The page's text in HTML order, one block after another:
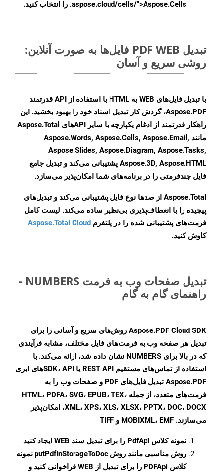
.aspose.cloud/cells/">Aspose.Cells را انتخاب کنید.
تبدیل PDF WEB فایل‌ها به صورت آنلاین:
روشی سریع و آسان
با تبدیل فایل‌های WEB به HTML با استفاده از API قدرتمند
Aspose.PDF، گردش کار تبدیل اسناد خود را بهبود بخشید. این
راهکار قدرتمند از ادغام یکپارچه با سایر APIهای Aspose.Total
مانند Aspose.Words, Aspose.Cells, Aspose.Email,
Aspose.Slides, Aspose.Diagram, Aspose.Tasks,
Aspose.3D, Aspose.HTML پشتیبانی می‌کند و تبدیل جامع
فایل چندفرمتی را در برنامه‌های شما امکان‌پذیر می‌سازد.
Aspose.Total از صدها نوع فایل پشتیبانی می‌کند و تبدیل‌های
پیچیده را با انعطاف‌پذیری بی‌نظیر ساده می‌کند. لیست کامل
فرمت‌های پشتیبانی شده را در پلتفرم Aspose.Total Cloud
کاوش کنید.
تبدیل صفحات وب به فرمت NUMBERS -
راهنمای گام به گام
Aspose.PDF Cloud SDK روش‌های سریع و آسانی را برای
تبدیل هر صفحه وب به فرمت‌های فایل مختلف، مشابه فرآیندی
که در بالا برای NUMBERS نشان داده شد، ارائه می‌کند. با
استفاده از تماس‌های مستقیم REST API یا SDK، API‌های ابری
Aspose.PDF تبدیل فایل‌های PDF و صفحات وب را به
فرمت‌های متعدد، از جمله HTML، PDFA، SVG، EPUB، TEX،
XML، XPS، XLS، XLSX، PPTX، DOC، DOCX، امکان‌پذیر
می‌سازند. MOBIXML، EMF و TIFF
نمونه کلاس PdfApi را برای تبدیل سند WEB ایجاد کنید
روش مناسبی مانند روش putPdfInStorageToDoc نمونه
کلاس PDFApi را برای تبدیل از WEB فراخوانی کنید و